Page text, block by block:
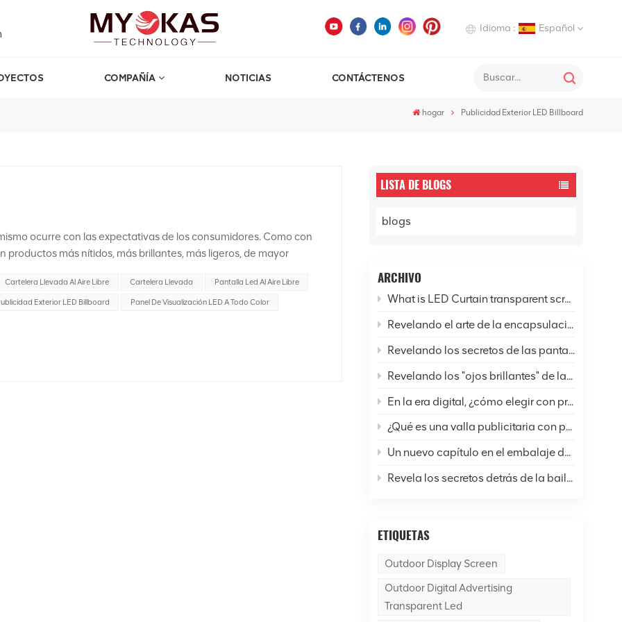
Idioma : Español
COMPAÑÍA NOTICIAS CONTÁCTENOS
hogar Publicidad Exterior LED Billboard
LISTA DE BLOGS
blogs
ARCHIVO
What is LED Curtain transparent screen? - Explore the new horizon of digital cities
Revelando el arte de la encapsulación de pantallas LED: un análisis completo de seis técnicas comunes y perspectivas futuras
Revelando los secretos de las pantallas LED: ¿Cómo están cambiando nuestras vidas y el mundo?
Revelando los "ojos brillantes" de las pantallas LED: un análisis completo de la resolución
En la era digital, ¿cómo elegir con precisión las pantallas LED?
¿Qué es una valla publicitaria con pantalla LED para exteriores?
Un nuevo capítulo en el embalaje de pantallas LED: ¿Cuál es la diferencia entre la tecnología SMD y COB?
Revela los secretos detrás de la bailarina de la pantalla LED.
ETIQUETAS
Outdoor Display Screen
Outdoor Digital Advertising
Transparent Led
ocurre con las expectativas de los consumidores. Como con
más nítidos, más brillantes, más ligeros, de mayor
y densidad de píxeles: Pantallas LED para exteriores Se
y densidad de píxeles, lo que permitía pantallas más nítidas y
tendencia fue impulsada por los avances en la tecnología LED y
para crear la ilusión de imágenes tridimensionales, todo ello sin el
Cartelera Llevada Al Aire Libre Cartelera Llevada Pantalla Led Al Aire Libre
Exterior LED Billboard Panel De Visualización LED A Todo Color